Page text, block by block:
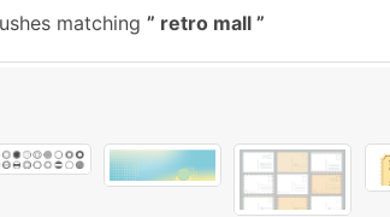
matching retro mall